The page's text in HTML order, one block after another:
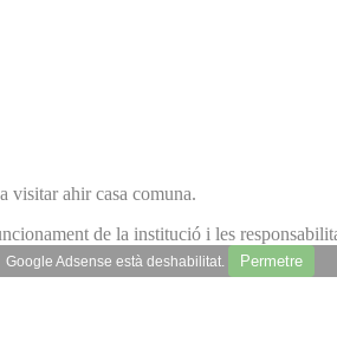
visitar ahir casa comuna.
de la institució i les
Google Adsense està deshabilitat. Permetre